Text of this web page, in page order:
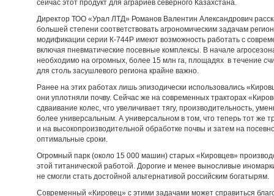
сейчас этот продукт для аграриев северного Казахстана.
Директор ТОО «Урал ЛТД» Романов Валентин Александрович
большей степени соответствовать агрономическим задачам
модификации серии К-744Р имеют возможность работать с
включая пневматические посевные комплексы. В начале
необходимо на огромных, более 15 млн га, площадях в течение
для столь засушлевого региона крайне важно.
Ранее на этих работах лишь эпизодически использовались
они уплотняли почву. Сейчас же на современных тракторах
сдваивание колес, что увеличивает тягу, производительность,
более универсальным. А универсальном в том, что теперь тот же
и на высокопроизводительной обработке почвы и затем на
оптимальные сроки.
Огромный парк (около 15 000 машин) старых «Кировцев»
этой титанической работой. Дорогие и менее выносливые
не смогли стать достойной альтернативой российским богатырям.
Современный «Кировец» с этими задачами может справиться